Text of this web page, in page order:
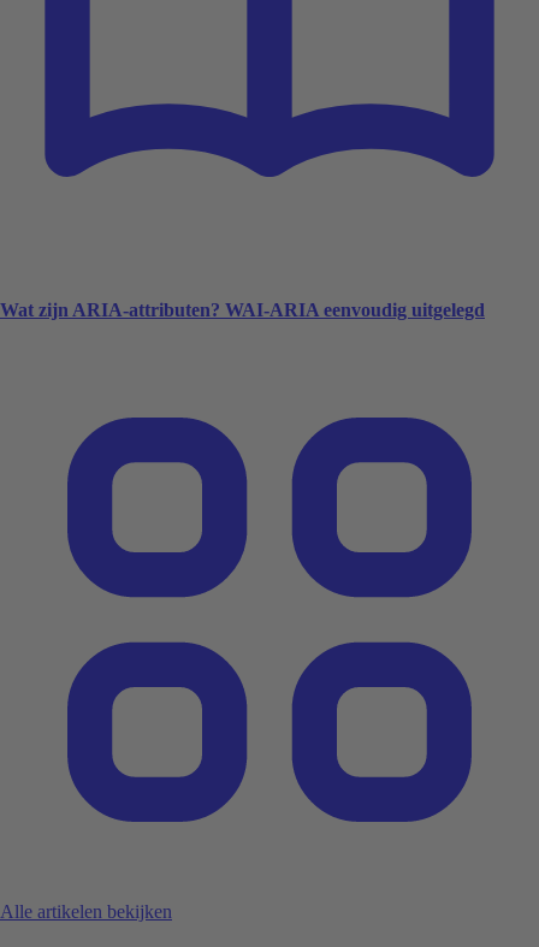
Wat zijn ARIA-attributen? WAI-ARIA eenvoudig uitgelegd
Alle artikelen bekijken